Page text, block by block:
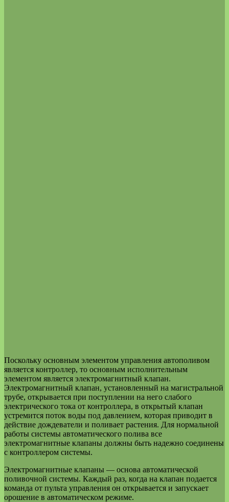
Поскольку основным элементом управления автополивом
является контроллер, то основным исполнительным
элементом является электромагнитный клапан.
Электромагнитный клапан, установленный на магистральной
трубе, открывается при поступлении на него слабого
электрического тока от контроллера, в открытый клапан
устремится поток воды под давлением, которая приводит в
действие дождеватели и поливает растения. Для нормальной
работы системы автоматического полива все
электромагнитные клапаны должны быть надежно соединены
с контроллером системы.
Электромагнитные клапаны — основа автоматической
поливочной системы. Каждый раз, когда на клапан подается
команда от пульта управления он открывается и запускает
орошение в автоматическом режиме.